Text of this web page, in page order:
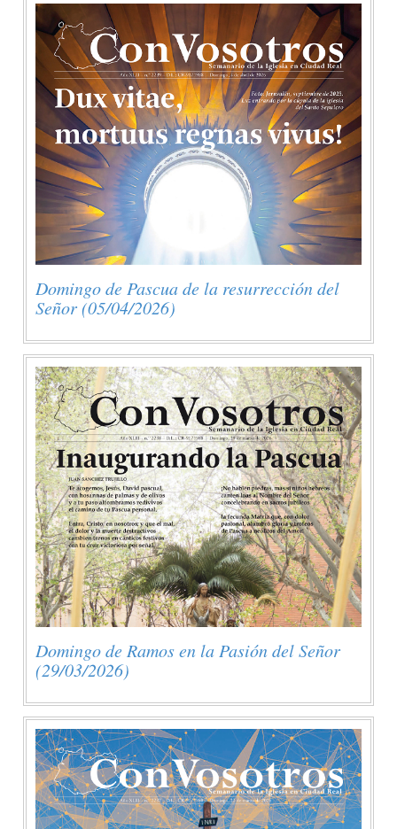
Domingo de Pascua de la resurrección del
Señor (05/04/2026)
Domingo de Ramos en la Pasión del Señor
(29/03/2026)